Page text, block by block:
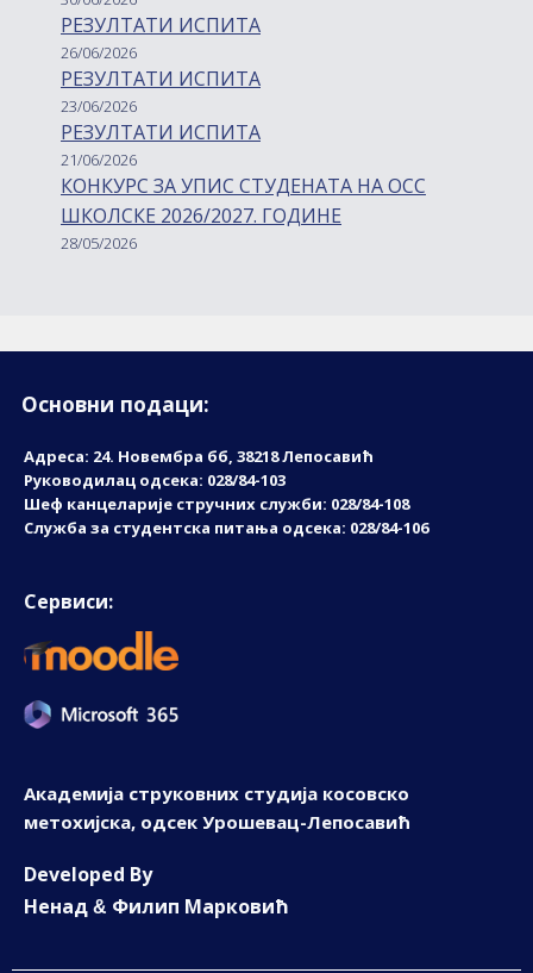
РЕЗУЛТАТИ ИСПИТА
26/06/2026
РЕЗУЛТАТИ ИСПИТА
23/06/2026
РЕЗУЛТАТИ ИСПИТА
21/06/2026
КОНКУРС ЗА УПИС СТУДЕНАТА НА ОСС
ШКОЛСКЕ 2026/2027. ГОДИНЕ
28/05/2026
Основни подаци:
Адреса: 24. Новембрa бб, 38218 Лепосавић
Руководилац одсека: 028/84-103
Шеф канцеларије стручних служби: 028/84-108
Служба за студентска питања одсека: 028/84-106
Сервиси:
Академија струковних студија косовско
метохијска, одсек Урошевац-Лепосавић
Developed By
Ненад & Филип Марковић